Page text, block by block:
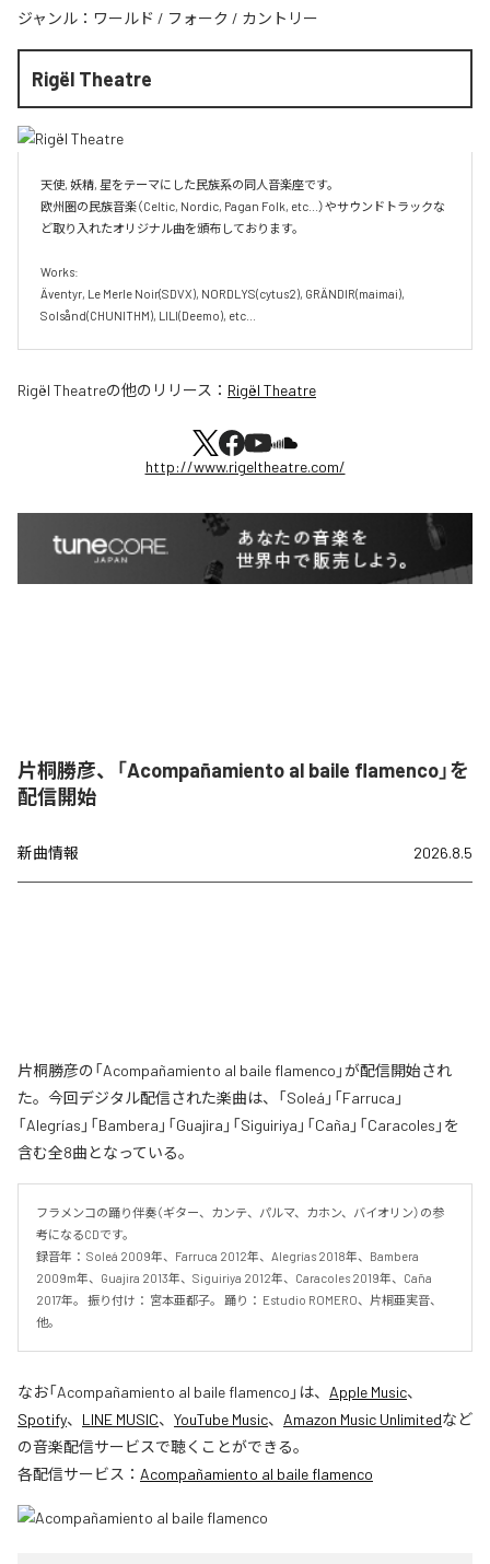
ジャンル： ワールド / フォーク / カントリー
Rigël Theatre
天使, 妖精, 星をテーマにした民族系の同人音楽座です。
欧州圏の民族音楽（Celtic, Nordic, Pagan Folk, etc...）やサウンドトラックな
ど取り入れたオリジナル曲を頒布しております。
Works:
Äventyr, Le Merle Noir(SDVX), NORDLYS(cytus2), GRÄNDIR(maimai),
Solsånd(CHUNITHM), LILI(Deemo), etc...
Rigël Theatreの他のリリース： Rigël Theatre
http://www.rigeltheatre.com/
片桐勝彦、「Acompañamiento al baile flamenco」を
配信開始
新曲情報 2026.8.5
片桐勝彦の「Acompañamiento al baile flamenco」が配信開始され
た。今回デジタル配信された楽曲は、「Soleá」「Farruca」
「Alegrías」「Bambera」「Guajira」「Siguiriya」「Caña」「Caracoles」を
含む全8曲となっている。
フラメンコの踊り伴奏（ギター、カンテ、パルマ、カホン、バイオリン）の参
考になるCDです。
録音年： Soleá 2009年、Farruca 2012年、Alegrías 2018年、Bambera
2009m年、Guajira 2013年、Siguiriya 2012年、Caracoles 2019年、Caña
2017年。 振り付け： 宮本亜都子。 踊り： Estudio ROMERO、片桐亜実音、
他。
なお「Acompañamiento al baile flamenco 」は、 Apple Music、
Spotify、 LINE MUSIC、 YouTube Music、 Amazon Music Unlimitedなど
の音楽配信サービスで聴くことができる。
各配信サービス： Acompañamiento al baile flamenco